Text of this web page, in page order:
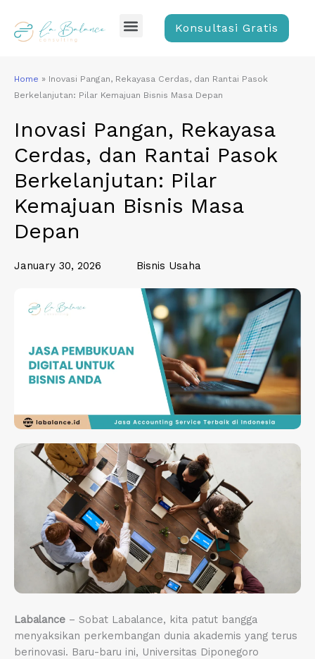
content
Menu Konsultasi Gratis
Home » Inovasi Pangan, Rekayasa Cerdas, dan Rantai Pasok
Berkelanjutan: Pilar Kemajuan Bisnis Masa Depan
Inovasi Pangan, Rekayasa
Cerdas, dan Rantai Pasok
Berkelanjutan: Pilar
Kemajuan Bisnis Masa
Depan
January 30, 2026 Bisnis Usaha
Labalance – Sobat Labalance, kita patut bangga
menyaksikan perkembangan dunia akademis yang terus
berinovasi. Baru-baru ini, Universitas Diponegoro